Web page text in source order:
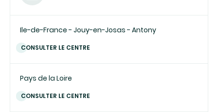
Ile-de-France - Jouy-en-Josas - Antony
CONSULTER LE CENTRE
Pays de la Loire
CONSULTER LE CENTRE